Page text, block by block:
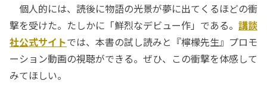
個人的には、読後に物語の光景が夢に出てくるほどの衝
撃を受けた。たしかに「鮮烈なデビュー作」である。 講談
社公式サイトでは、本書の試し読みと『檸檬先生』プロモ
ーション動画の視聴ができる。ぜひ、この衝撃を体感して
みてほしい。